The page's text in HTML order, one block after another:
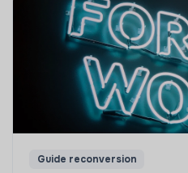
Guide reconversion